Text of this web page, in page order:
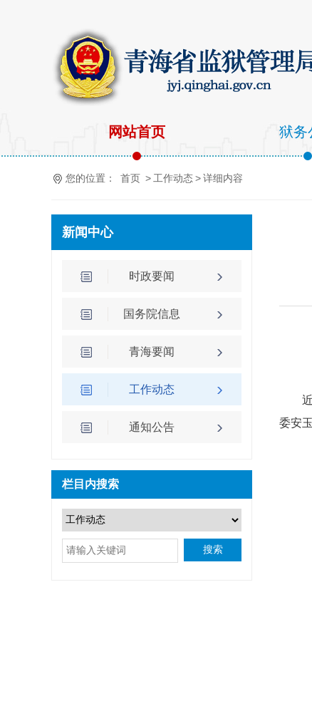
网站首页 狱务
您的位置： 首页 > 工作动态>详细内容
新闻中心
时政要闻
国务院信息
青海要闻
工作动态
通知公告
栏目内搜索
搜索
委安